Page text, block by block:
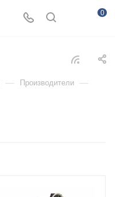
0
— Производители —